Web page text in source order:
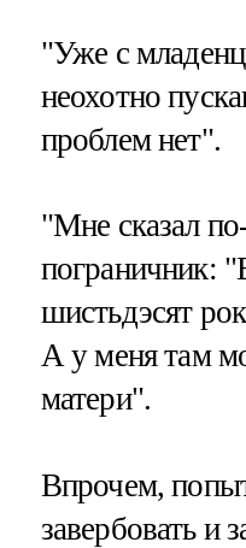
"Уже с
неохотно
проблем нет".
"Мне сказал
пограничник:
шистьдэсят
А у меня там
матери".
Впрочем,
завербовать и